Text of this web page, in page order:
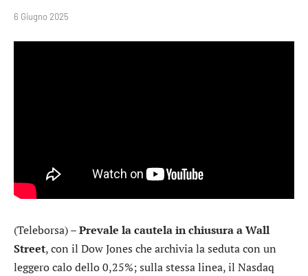
6 Giugno 2025
(Teleborsa) –Prevale la cautela in chiusura a Wall
Street, con il Dow Jones che archivia la seduta con un
leggero calo dello 0,25%; sulla stessa linea, il Nasdaq